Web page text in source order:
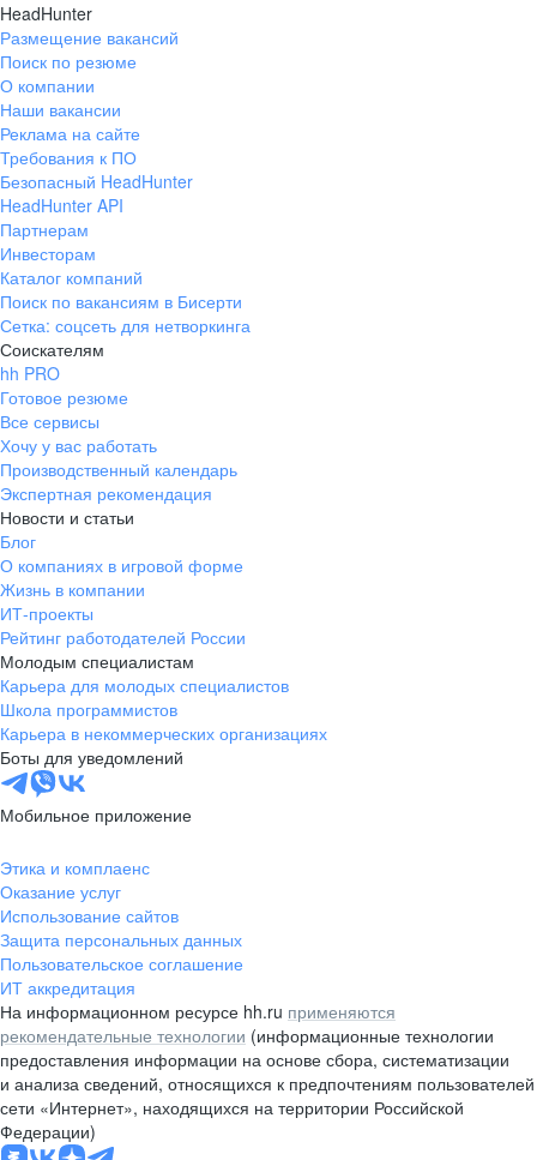
HeadHunter
Размещение вакансий
Поиск по резюме
О компании
Наши вакансии
Реклама на сайте
Требования к ПО
Безопасный HeadHunter
HeadHunter API
Партнерам
Инвесторам
Каталог компаний
Поиск по вакансиям в Бисерти
Сетка: соцсеть для нетворкинга
Соискателям
hh PRO
Готовое резюме
Все сервисы
Хочу у вас работать
Производственный календарь
Экспертная рекомендация
Новости и статьи
Блог
О компаниях в игровой форме
Жизнь в компании
ИТ-проекты
Рейтинг работодателей России
Молодым специалистам
Карьера для молодых специалистов
Школа программистов
Карьера в некоммерческих организациях
Боты для уведомлений
Мобильное приложение
Этика и комплаенс
Оказание услуг
Использование сайтов
Защита персональных данных
Пользовательское соглашение
ИТ аккредитация
На информационном ресурсе hh.ru применяются
рекомендательные технологии (информационные технологии
предоставления информации на основе сбора, систематизации
и анализа сведений, относящихся к предпочтениям пользователей
сети «Интернет», находящихся на территории Российской
Федерации)